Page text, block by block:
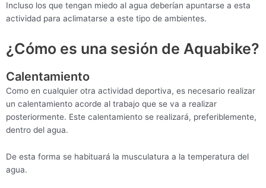
Incluso los que tengan miedo al agua deberían apuntarse a esta
actividad para aclimatarse a este tipo de ambientes.
¿Cómo es una sesión de Aquabike?
Calentamiento
Como en cualquier otra actividad deportiva, es necesario realizar
un calentamiento acorde al trabajo que se va a realizar
posteriormente. Este calentamiento se realizará, preferiblemente,
dentro del agua.
De esta forma se habituará la musculatura a la temperatura del
agua.